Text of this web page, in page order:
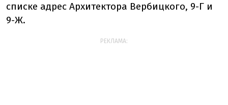
списке адрес Архитектора Вербицкого, 9-Г и
9-Ж.
РЕКЛАМА: